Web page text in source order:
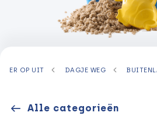
ER OP UIT DAGJE WEG
Alle categorieën